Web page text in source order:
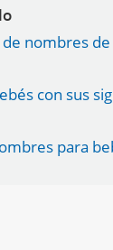
nombres
con sus
para